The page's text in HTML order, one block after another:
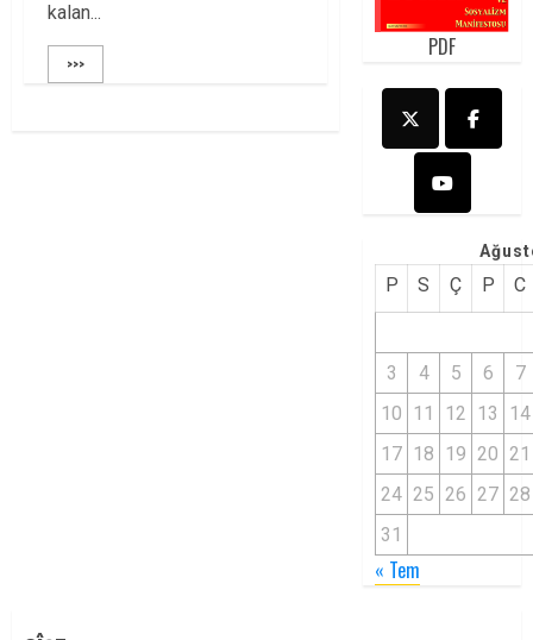
kalan...
>>>
PDF
P S Ç P C
3 4 5 6
7
10 11 12 13
14
17 18 19 20 21
24 25 26 27 28
31
« Tem